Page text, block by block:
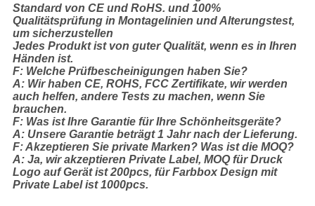
Standard von CE und RoHS. und 100%
Qualitätsprüfung in Montagelinien und Alterungstest,
um sicherzustellen
Jedes Produkt ist von guter Qualität, wenn es in Ihren
Händen ist.
F: Welche Prüfbescheinigungen haben Sie?
A: Wir haben CE, ROHS, FCC Zertifikate, wir werden
auch helfen, andere Tests zu machen, wenn Sie
brauchen.
F: Was ist Ihre Garantie für Ihre Schönheitsgeräte?
A: Unsere Garantie beträgt 1 Jahr nach der Lieferung.
F: Akzeptieren Sie private Marken? Was ist die MOQ?
A: Ja, wir akzeptieren Private Label, MOQ für Druck
Logo auf Gerät ist 200pcs, für Farbbox Design mit
Private Label ist 1000pcs.